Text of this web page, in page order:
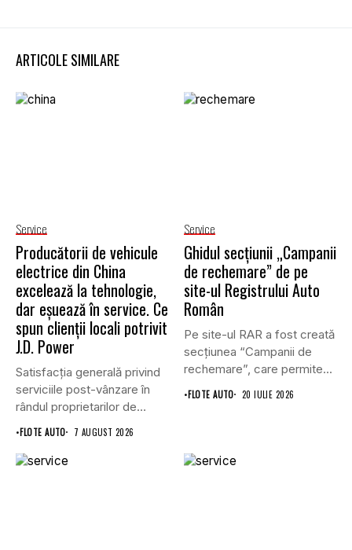
ARTICOLE SIMILARE
Service
Producătorii de vehicule
electrice din China
excelează la tehnologie,
dar eșuează în service. Ce
spun clienții locali potrivit
J.D. Power
Satisfacția generală privind
serviciile post-vânzare în
rândul proprietarilor de
vehicule cu energie...
•FLOTE AUTO 7 AUGUST 2026
Service
Ghidul secțiunii „Campanii
de rechemare” de pe
site-ul Registrului Auto
Român
Pe site-ul RAR a fost creată
secțiunea “Campanii de
rechemare”, care permite...
•FLOTE AUTO 20 IULIE 2026